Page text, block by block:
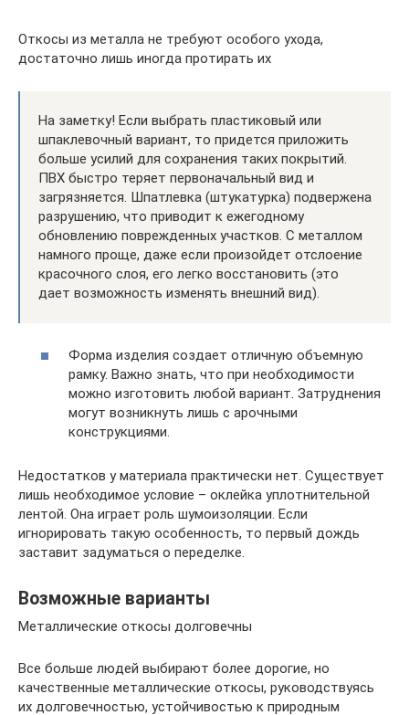
Откосы из металла не требуют особого ухода,
достаточно лишь иногда протирать их
На заметку! Если выбрать пластиковый или
шпаклевочный вариант, то придется приложить
больше усилий для сохранения таких покрытий.
ПВХ быстро теряет первоначальный вид и
загрязняется. Шпатлевка (штукатурка) подвержена
разрушению, что приводит к ежегодному
обновлению поврежденных участков. С металлом
намного проще, даже если произойдет отслоение
красочного слоя, его легко восстановить (это
дает возможность изменять внешний вид).
Форма изделия создает отличную объемную
рамку. Важно знать, что при необходимости
можно изготовить любой вариант. Затруднения
могут возникнуть лишь с арочными
конструкциями.
Недостатков у материала практически нет. Существует
лишь необходимое условие – оклейка уплотнительной
лентой. Она играет роль шумоизоляции. Если
игнорировать такую особенность, то первый дождь
заставит задуматься о переделке.
Возможные варианты
Металлические откосы долговечны
Все больше людей выбирают более дорогие, но
качественные металлические откосы, руководствуясь
их долговечностью, устойчивостью к природным